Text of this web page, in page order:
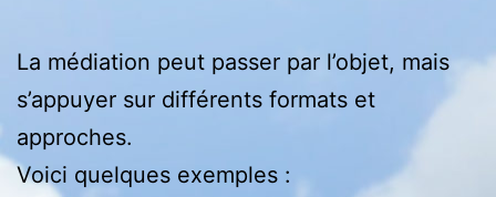
La médiation peut passer par l’objet, mais
s’appuyer sur différents formats et
approches.
Voici quelques exemples :